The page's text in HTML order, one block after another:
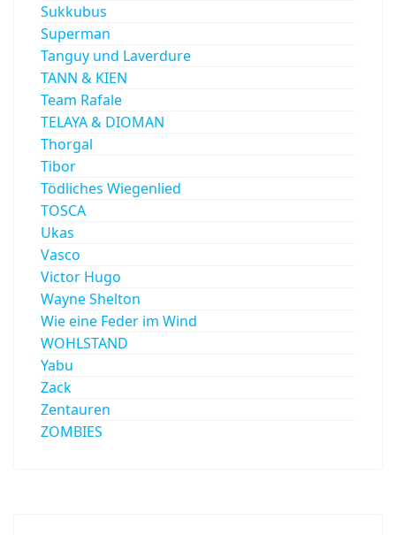
Sukkubus
Superman
Tanguy und Laverdure
TANN & KIEN
Team Rafale
TELAYA & DIOMAN
Thorgal
Tibor
Tödliches Wiegenlied
TOSCA
Ukas
Vasco
Victor Hugo
Wayne Shelton
Wie eine Feder im Wind
WOHLSTAND
Yabu
Zack
Zentauren
ZOMBIES